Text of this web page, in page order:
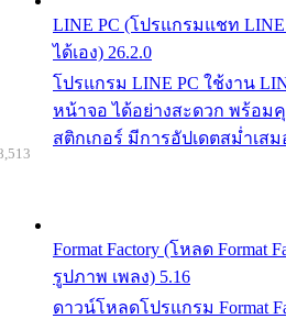
LINE PC (โปรแกรมแชท
ได้เอง) 26.2.0
โปรแกรม LINE PC ใช้งาน
หน้าจอ ได้อย่างสะดวก พร้อม
สติกเกอร์ มีการอัปเดตสม่ำเสม
Format Factory (โหลด Format
รูปภาพ เพลง) 5.16
ดาวน์โหลดโปรแกรม Format